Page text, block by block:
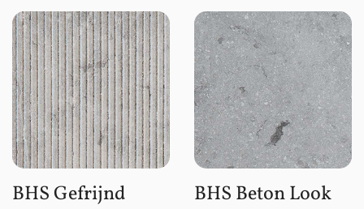
BHS Gefrijnd BHS Beton Look